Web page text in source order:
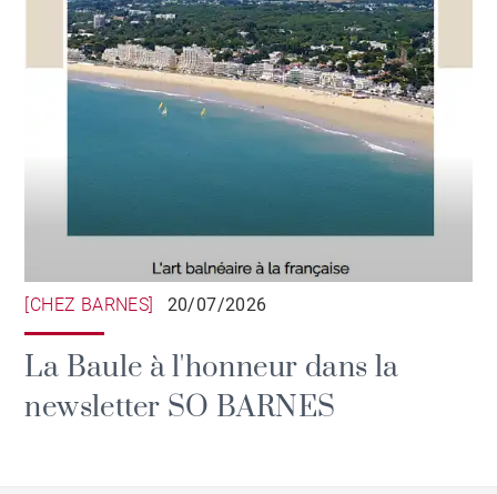
[CHEZ BARNES] 20/07/2026
La Baule à l'honneur dans la
newsletter SO BARNES